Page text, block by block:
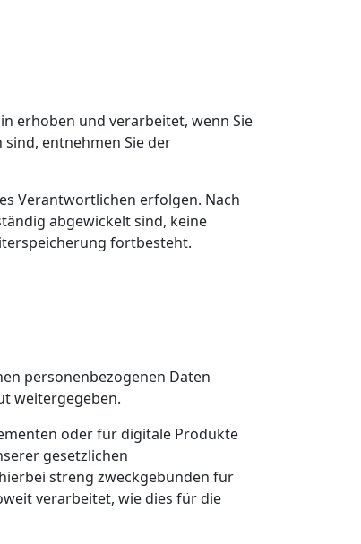
erhoben und verarbeitet, wenn Sie
entnehmen Sie der
Verantwortlichen erfolgen. Nach
abgewickelt sind, keine
fortbesteht.
personenbezogenen Daten
weitergegeben.
oder für digitale Produkte
gesetzlichen
streng zweckgebunden für
verarbeitet, wie dies für die